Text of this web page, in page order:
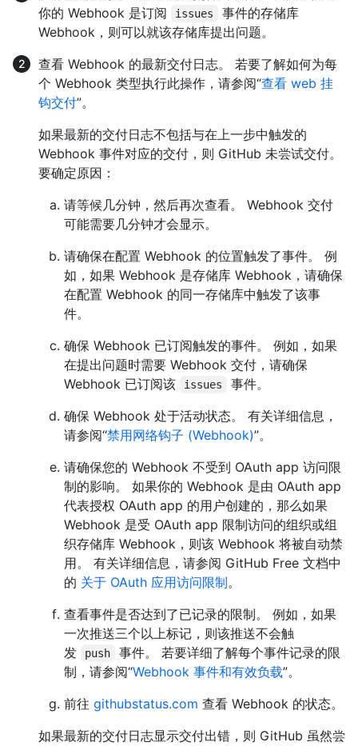
你的 Webhook 是订阅
issues
事件的存储库
Webhook，则可以就该存储库提出问题。
查看 Webhook 的最新交付日志。 若要了解如何为每
个 Webhook 类型执行此操作，请参阅“查看 web 挂
钩交付”。
如果最新的交付日志不包括与在上一步中触发的
Webhook 事件对应的交付，则 GitHub 未尝试交付。
要确定原因：
请等候几分钟，然后再次查看。 Webhook 交付
可能需要几分钟才会显示。
请确保在配置 Webhook 的位置触发了事件。 例
如，如果 Webhook 是存储库 Webhook，请确保
在配置 Webhook 的同一存储库中触发了该事
件。
确保 Webhook 已订阅触发的事件。 例如，如果
在提出问题时需要 Webhook 交付，请确保
Webhook 已订阅该
issues
事件。
确保 Webhook 处于活动状态。 有关详细信息，
请参阅“禁用网络钩子 (Webhook)”。
请确保您的 Webhook 不受到 OAuth app 访问限
制的影响。 如果你的 Webhook 是由 OAuth app
代表授权 OAuth app 的用户创建的，那么如果
Webhook 是受 OAuth app 限制访问的组织或组
织存储库 Webhook，则该 Webhook 将被自动禁
用。 有关详细信息，请参阅 GitHub Free 文档中
的 关于 OAuth 应用访问限制。
查看事件是否达到了已记录的限制。 例如，如果
一次推送三个以上标记，则该推送不会触
发
push
事件。 若要详细了解每个事件记录的限
制，请参阅“Webhook 事件和有效负载”。
前往 githubstatus.com 查看 Webhook 的状态。
如果最新的交付日志显示交付出错，则 GitHub 虽然尝